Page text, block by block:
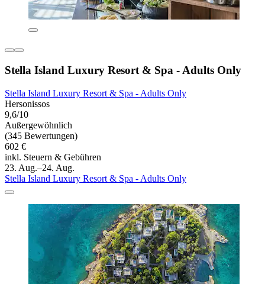
Stella Island Luxury Resort & Spa - Adults Only
Stella Island Luxury Resort & Spa - Adults Only
Hersonissos
9,6/10
Außergewöhnlich
(345 Bewertungen)
602 €
inkl. Steuern & Gebühren
23. Aug.–24. Aug.
Stella Island Luxury Resort & Spa - Adults Only